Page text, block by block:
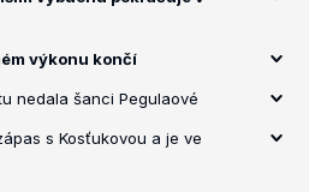
výkonu končí
nedala šanci Pegulaové
s Kosťukovou a je ve